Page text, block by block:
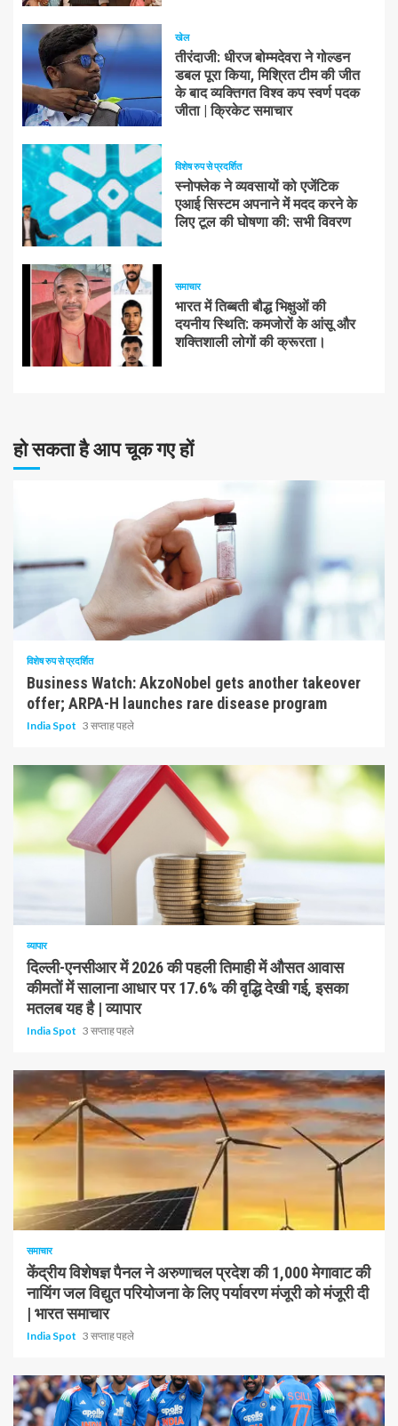
खेल
तीरंदाजी: धीरज बोम्मदेवरा ने गोल्डन
डबल पूरा किया, मिश्रित टीम की जीत
के बाद व्यक्तिगत विश्व कप स्वर्ण पदक
जीता | क्रिकेट समाचार
विशेष रुप से प्रदर्शित
स्नोफ्लेक ने व्यवसायों को एजेंटिक
एआई सिस्टम अपनाने में मदद करने के
लिए टूल की घोषणा की: सभी विवरण
समाचार
भारत में तिब्बती बौद्ध भिक्षुओं की
दयनीय स्थिति: कमजोरों के आंसू और
शक्तिशाली लोगों की क्रूरता।
हो सकता है आप चूक गए हों
10 न्यूनतम पढ़ा
विशेष रुप से प्रदर्शित
Business Watch: AkzoNobel gets another takeover
offer; ARPA-H launches rare disease program
India Spot 3 सप्ताह पहले
व्यापार
दिल्ली-एनसीआर में 2026 की पहली तिमाही में औसत आवास
कीमतों में सालाना आधार पर 17.6% की वृद्धि देखी गई, इसका
मतलब यह है | व्यापार
India Spot 3 सप्ताह पहले
1 न्यूनतम पढ़ा
समाचार
केंद्रीय विशेषज्ञ पैनल ने अरुणाचल प्रदेश की 1,000 मेगावाट की
नायिंग जल विद्युत परियोजना के लिए पर्यावरण मंजूरी को मंजूरी दी
| भारत समाचार
India Spot 3 सप्ताह पहले